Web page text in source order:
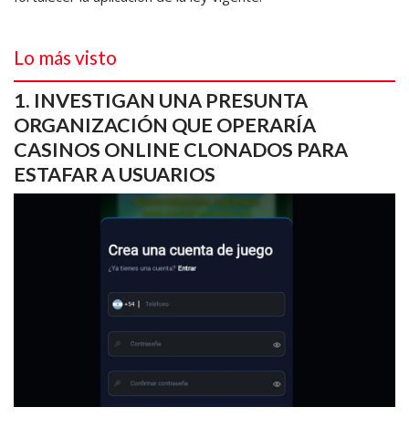
Lo más visto
INVESTIGAN UNA PRESUNTA
ORGANIZACIÓN QUE OPERARÍA
CASINOS ONLINE CLONADOS PARA
ESTAFAR A USUARIOS